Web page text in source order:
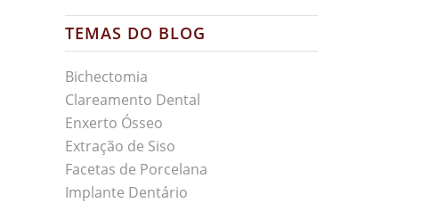
TEMAS DO BLOG
Bichectomia
Clareamento Dental
Enxerto Ósseo
Extração de Siso
Facetas de Porcelana
Implante Dentário